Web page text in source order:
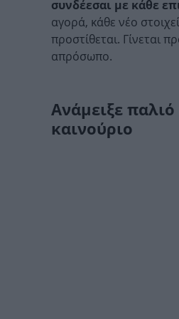
συνδέεσαι με κάθε
αγορά, κάθε νέο
προστίθεται. Γίνεται
απρόσωπο.
Ανάμειξε παλιό
καινούριο